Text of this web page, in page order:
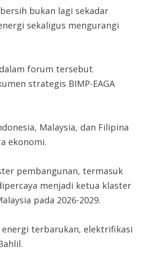
bukan lagi sekadar
sekaligus mengurangi
forum tersebut
strategis BIMP-EAGA
Malaysia, dan Filipina
ekonomi.
pembangunan, termasuk
menjadi ketua klaster
pada 2026-2029.
terbarukan, elektrifikasi